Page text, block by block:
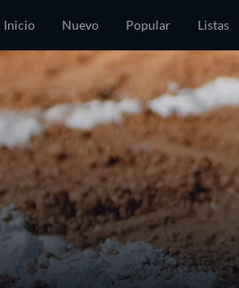
Inicio Nuevo Popular Listas